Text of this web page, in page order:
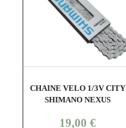
shopping_cart visibility
CHAINE VELO 1/3V CITY
SHIMANO NEXUS
Prix
19,00 €